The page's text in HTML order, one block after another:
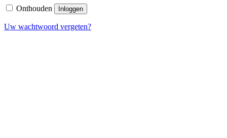
Onthouden Inloggen
Uw wachtwoord vergeten?